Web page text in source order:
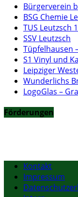
Bürgerverein
BSG Chemie
TUS Leutzsch
SSV Leutzsch
Tüpfelhausen
S1 Vinyl und
Leipziger
Wunderlichs
LogoGlas –
Förderungen
Kontakt
Impressum